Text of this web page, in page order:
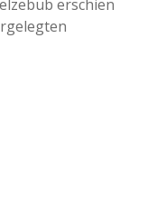
erschien